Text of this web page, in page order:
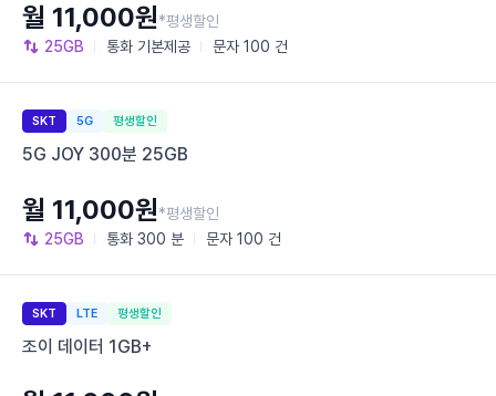
25GB 통화 기본제공 문자 100 건
월 11,000원*평생할인
SKT 5G 평생할인
5G JOY 300분 25GB
25GB 통화 300 분 문자 100 건
월 11,000원*평생할인
SKT LTE 평생할인
조이 데이터 1GB+